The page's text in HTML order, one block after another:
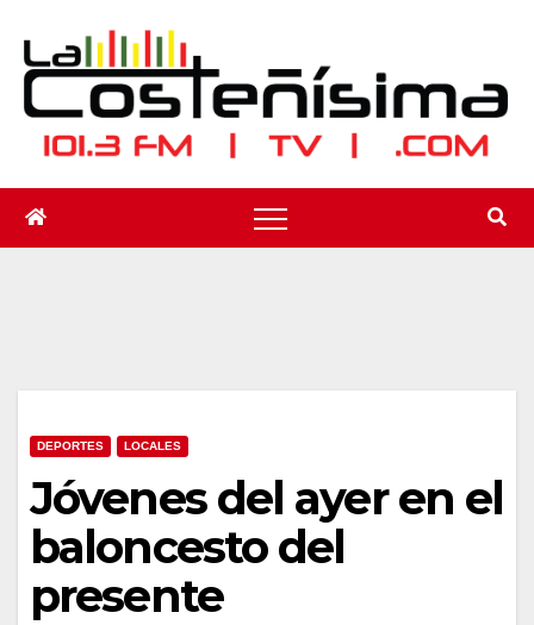
contenido
DEPORTES LOCALES
Jóvenes del ayer en el
baloncesto del
presente